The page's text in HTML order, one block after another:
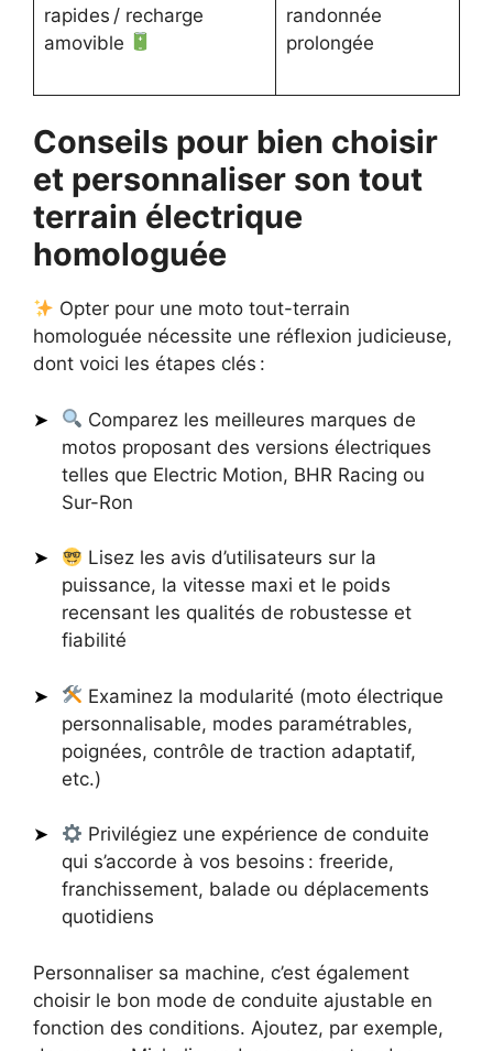
rapides / recharge
amovible
randonnée
prolongée
Conseils pour bien choisir
et personnaliser son tout
terrain électrique
homologuée
Opter pour une moto tout-terrain
homologuée nécessite une réflexion judicieuse,
dont voici les étapes clés :
Comparez les meilleures marques de
motos proposant des versions électriques
telles que Electric Motion, BHR Racing ou
Sur-Ron
Lisez les avis d’utilisateurs sur la
puissance, la vitesse maxi et le poids
recensant les qualités de robustesse et
fiabilité
Examinez la modularité (moto électrique
personnalisable, modes paramétrables,
poignées, contrôle de traction adaptatif,
etc.)
Privilégiez une expérience de conduite
qui s’accorde à vos besoins : freeride,
franchissement, balade ou déplacements
quotidiens
Personnaliser sa machine, c’est également
choisir le bon mode de conduite ajustable en
fonction des conditions. Ajoutez, par exemple,